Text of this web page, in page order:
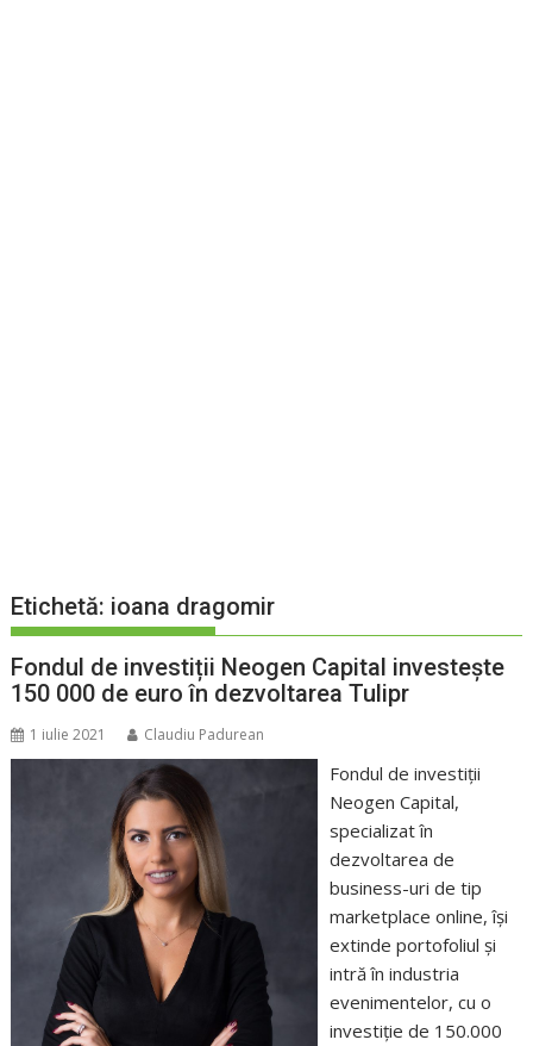
Etichetă: ioana dragomir
Fondul de investiții Neogen Capital investește
150 000 de euro în dezvoltarea Tulipr
1 iulie 2021 Claudiu Padurean
Fondul de investiții
Neogen Capital,
specializat în
dezvoltarea de
business-uri de tip
marketplace online, își
extinde portofoliul și
intră în industria
evenimentelor, cu o
investiție de 150.000